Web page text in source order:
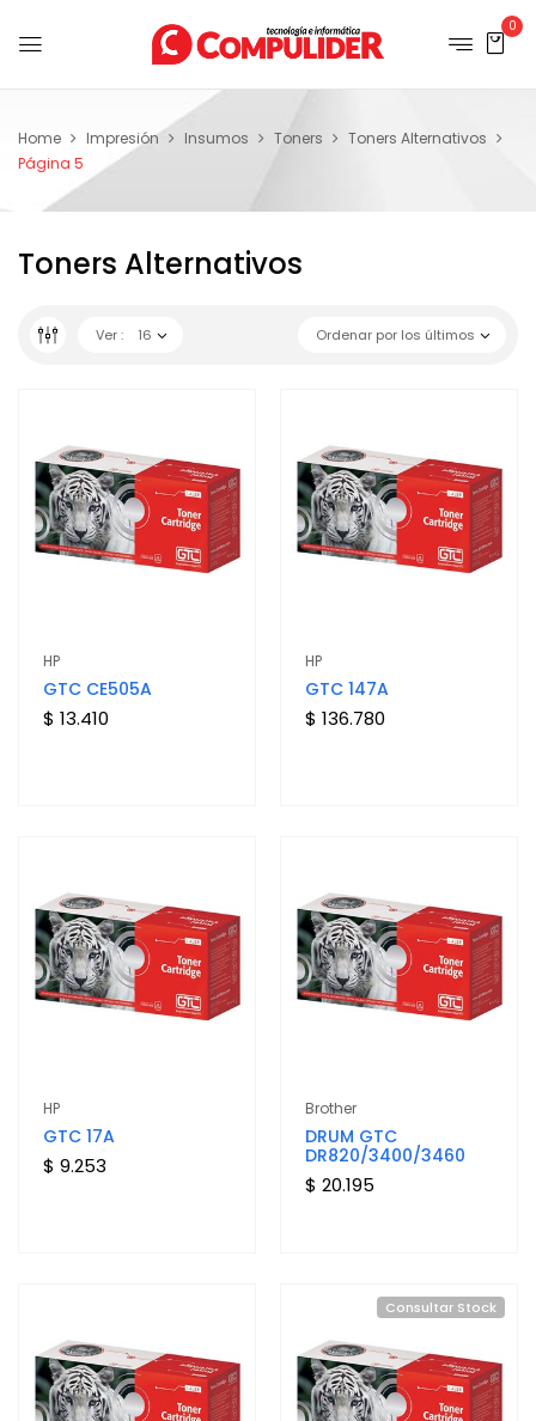
0
Home Impresión Insumos Toners
Toners Alternativos
Página 5
Toners Alternativos
Ordenar por los últimos
Ver : 16
HP
GTC CE505A
$ 13.410
HP
GTC 147A
$ 136.780
HP
GTC 17A
$ 9.253
Brother
DRUM GTC
DR820/3400/3460
$ 20.195
Consultar Stock